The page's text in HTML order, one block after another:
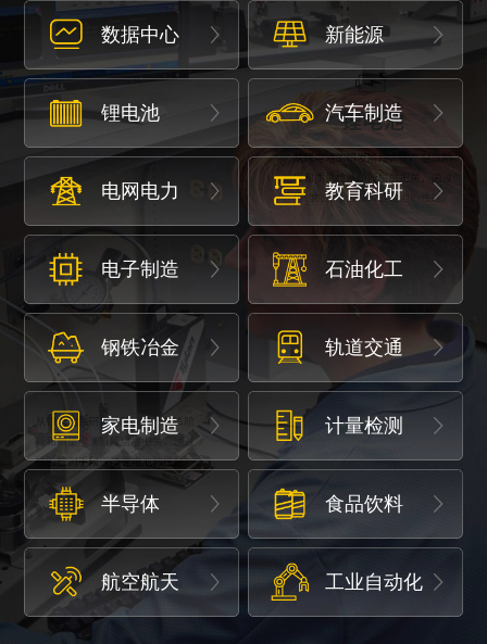
数据中心 新能源
锂电池 汽车制造
电网电力 教育科研
电子制造 石油化工
钢铁冶金 轨道交通
家电制造 计量检测
半导体 食品饮料
航空航天 工业自动化